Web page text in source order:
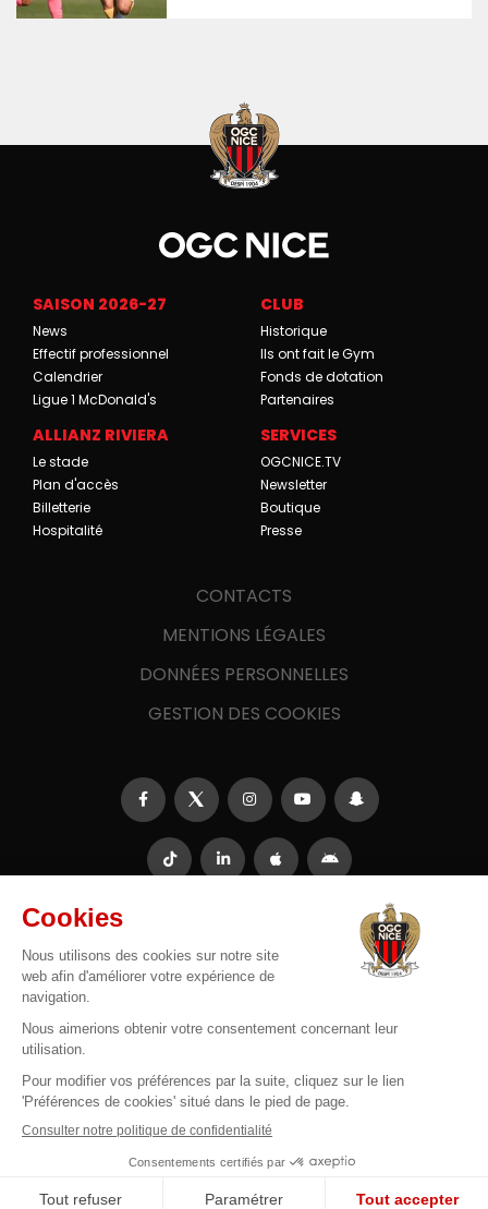
SAISON 2026-27
News
Effectif professionnel
Calendrier
Ligue 1 McDonald's
CLUB
Historique
Ils ont fait le Gym
Fonds de dotation
Partenaires
ALLIANZ RIVIERA
Le stade
Plan d'accès
Billetterie
Hospitalité
SERVICES
OGCNICE.TV
Newsletter
Boutique
Presse
CONTACTS
MENTIONS LÉGALES
DONNÉES PERSONNELLES
GESTION DES COOKIES